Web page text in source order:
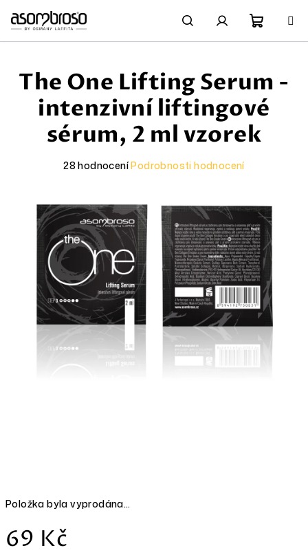
na
obsah
HledatPřihlášení
košík
Položka byla vyprodána…
69 Kč
The One Lifting Serum -
intenzivní liftingové
sérum, 2 ml vzorek
hvězdiček.
28 hodnoceníPodrobnosti hodnocení
UNISEX